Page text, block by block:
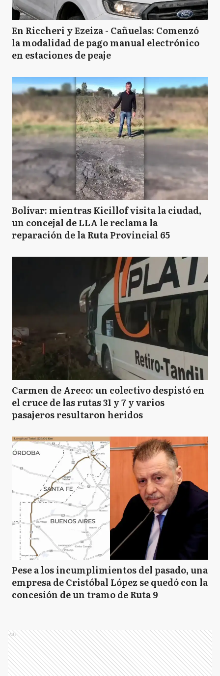
En Riccheri y Ezeiza - Cañuelas: Comenzó
la modalidad de pago manual electrónico
en estaciones de peaje
Bolívar: mientras Kicillof visita la ciudad,
un concejal de LLA le reclama la
reparación de la Ruta Provincial 65
Carmen de Areco: un colectivo despistó en
el cruce de las rutas 31 y 7 y varios
pasajeros resultaron heridos
Pese a los incumplimientos del pasado, una
empresa de Cristóbal López se quedó con la
concesión de un tramo de Ruta 9
Ads